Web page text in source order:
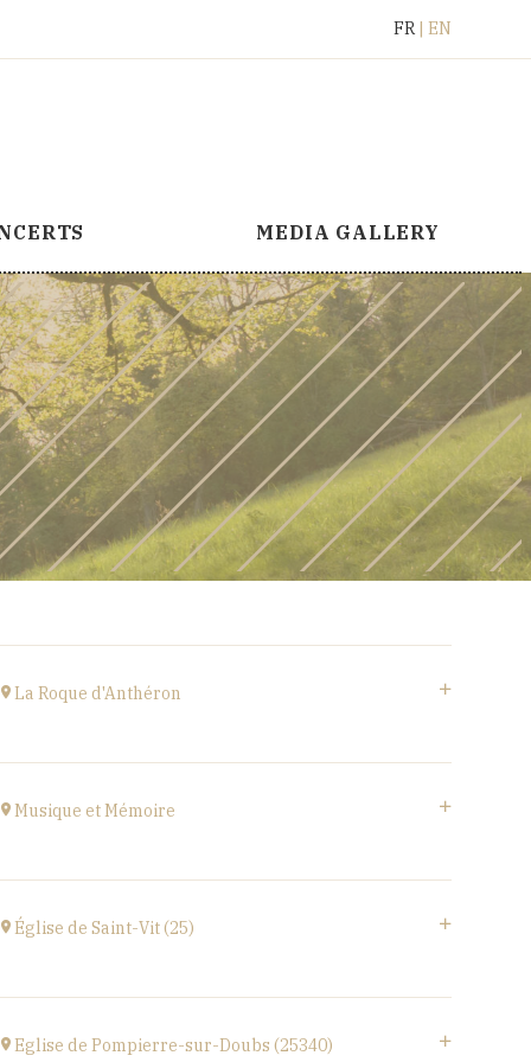
FRFrançais
ENEnglish
MEDIA GALLERY
La Roque d'Anthéron
at 18H30
Musique et Mémoire
(70310)
at17H00
Église de Saint-Vit (25)
25410 SAINT-VIT
at18H00
Eglise de Pompierre-sur-Doubs (25340)